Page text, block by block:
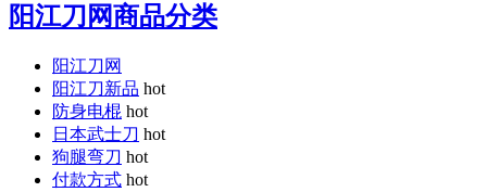
阳江刀网商品分类
阳江刀网
阳江刀新品 hot
防身电棍 hot
日本武士刀 hot
狗腿弯刀 hot
付款方式 hot